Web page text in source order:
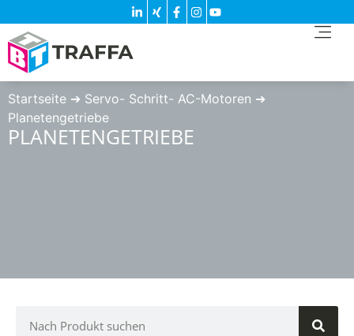
Startseite ➔ Servo- Schritt- AC-Motoren ➔
Planetengetriebe
PLANETENGETRIEBE